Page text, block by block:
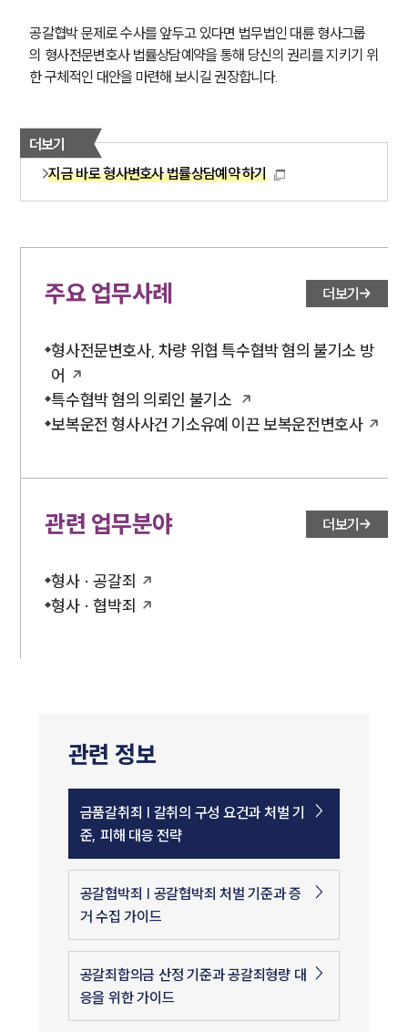
대륜법률상담예약
대륜법률상담예약
공갈협박 문제로 수사를 앞두고 있다면 법무법인 대륜 형사그룹
의 형사전문변호사 법률상담예약을 통해 당신의 권리를 지키기 위
한 구체적인 대안을 마련해 보시길 권장합니다.
더보기
지금 바로 형사변호사 법률상담예약 하기
주요 업무사례 더보기
형사전문변호사, 차량 위협 특수협박 혐의 불기소 방
어
특수협박 혐의 의뢰인 불기소
보복운전 형사사건 기소유예 이끈 보복운전변호사
관련 업무분야 더보기
형사 · 공갈죄
형사 · 협박죄
관련 정보
금품갈취죄 | 갈취의 구성 요건과 처벌 기
준, 피해 대응 전략
공갈협박죄 | 공갈협박죄 처벌 기준과 증
거 수집 가이드
공갈죄합의금 산정 기준과 공갈죄형량 대
응을 위한 가이드